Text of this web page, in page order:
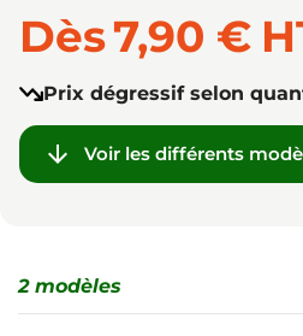
Dès7,90 €
Prix dégressif selon
 Voir les différents
2 modèles